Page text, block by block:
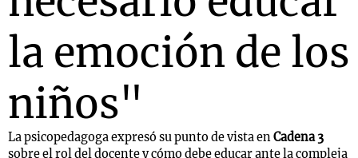
la emoción de los
niños"
La psicopedagoga expresó su punto de vista enCadena 3
sobre el rol del docente y cómo debe educar ante la compleja